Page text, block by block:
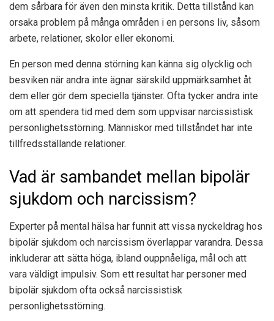
dem sårbara för även den minsta kritik. Detta tillstånd kan
orsaka problem på många områden i en persons liv, såsom
arbete, relationer, skolor eller ekonomi.
En person med denna störning kan känna sig olycklig och
besviken när andra inte ägnar särskild uppmärksamhet åt
dem eller gör dem speciella tjänster. Ofta tycker andra inte
om att spendera tid med dem som uppvisar narcissistisk
personlighetsstörning. Människor med tillståndet har inte
tillfredsställande relationer.
Vad är sambandet mellan bipolär
sjukdom och narcissism?
Experter på mental hälsa har funnit att vissa nyckeldrag hos
bipolär sjukdom och narcissism överlappar varandra. Dessa
inkluderar att sätta höga, ibland ouppnåeliga, mål och att
vara väldigt impulsiv. Som ett resultat har personer med
bipolär sjukdom ofta också narcissistisk
personlighetsstörning.